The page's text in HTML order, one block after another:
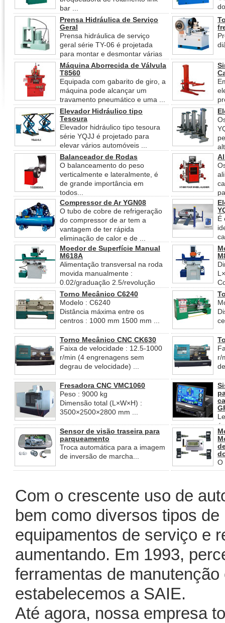
bar ...
Prensa Hidráulica de Serviço
Geral
Prensa hidráulica de serviço
geral série TY-06 é projetada
para montar e desmontar várias
partes ...
Máquina Aborrecida de Válvula
T8560
Equipada com gabarito de giro, a
máquina pode alcançar um
travamento pneumático e uma ...
Elevador Hidráulico tipo
Tesoura
Elevador hidráulico tipo tesoura
série YQJJ é projetado para
elevar vários automóveis ...
Balanceador de Rodas
O balanceamento do peso
verticalmente e lateralmente, é
de grande importância em
todos...
Compressor de Ar YGN08
O tubo de cobre de refrigeração
do compressor de ar tem a
vantagem de ter rápida
eliminação de calor e de ...
É
Moedor de Superfície Manual
M618A
Alimentação transversal na roda
movida manualmente :
0.02/graduação 2.5/revolução
mm ...
Torno Mecânico C6240
Modelo : C6240
Distância máxima entre os
centros : 1000 mm 1500 mm ...
Torno Mecânico CNC CK630
Faixa de velocidade : 12.5-1000
r/min (4 engrenagens sem
degrau de velocidade) ...
r/
Fresadora CNC VMC1060
Peso : 9000 kg
Dimensão total (L×W×H) :
3500×2500×2800 mm ...
Sensor de visão traseira para
parqueamento
Troca automática para a imagem
de inversão de marcha...
O
Com o crescente uso de
bem como diversos tipos
equipamentos de serviço e
aumentando. Em 1993,
ferramentas de
estabelecemos a SAIE.
Até agora, nossa empresa